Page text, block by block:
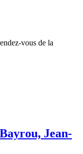
vous de la
Jean-